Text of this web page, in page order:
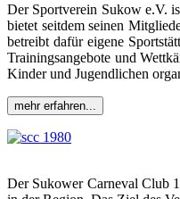
Der Sportverein Sukow e.V.
bietet seitdem seinen
betreibt dafür eigene
Trainingsangebote und
Kinder und Jugendlichen
mehr erfahren...
Der Sukower Carneval Club